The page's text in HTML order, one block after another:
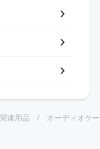
連用品 オーディオケ